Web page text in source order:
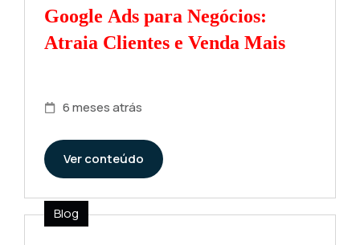
Google Ads para Negócios:
Atraia Clientes e Venda Mais
6 meses atrás
Ver conteúdo
Blog